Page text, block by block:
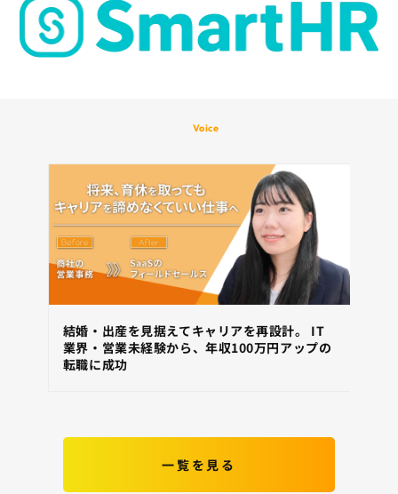
Voice
結婚・出産を見据えてキャリアを再設計。 IT
業界・営業未経験から、年収100万円アップの
転職に成功
一覧を見る